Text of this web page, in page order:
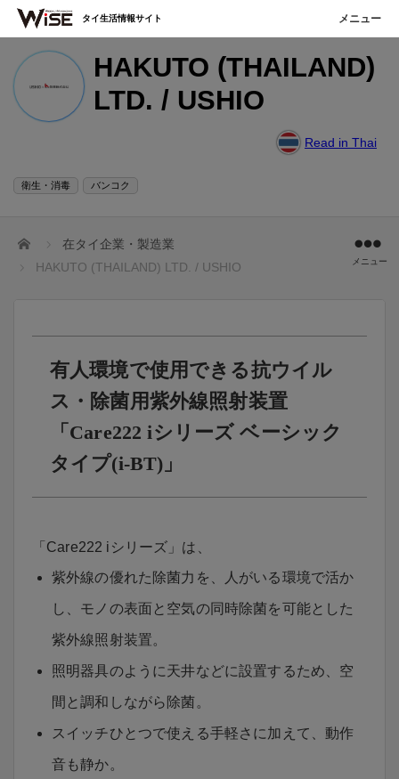
HAKUTO (THAILAND)
LTD. / USHIO
Read in Thai
衛生・消毒 バンコク
ホーム
在タイ企業・製造業
HAKUTO (THAILAND) LTD. / USHIO
メニュー
有人環境で使用できる抗ウイル
ス・除菌用紫外線照射装置
「Care222 iシリーズ ベーシック
タイプ(i-BT)」
「Care222 iシリーズ」は、
紫外線の優れた除菌力を、人がいる環境で活か
し、モノの表面と空気の同時除菌を可能とした
紫外線照射装置。
照明器具のように天井などに設置するため、空
間と調和しながら除菌。
スイッチひとつで使える手軽さに加えて、動作
音も静か。
タイ生活情報サイト